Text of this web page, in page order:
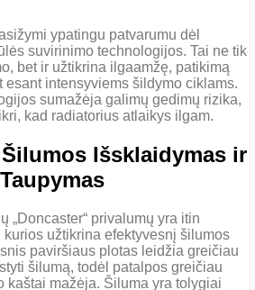
ypatingu patvarumu dėl
suvirinimo technologijos. Tai ne tik
bet ir užtikrina ilgaamžę, patikimą
esant intensyviems šildymo ciklams.
sumažėja galimų gedimų rizika,
kad radiatorius atlaikys ilgam.
Išsklaidymas ir
„Doncaster“ privalumų yra itin
kurios užtikrina efektyvesnį šilumos
paviršiaus plotas leidžia greičiau
šilumą, todėl patalpos greičiau
kaštai mažėja. Šiluma yra tolygiai